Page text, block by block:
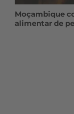
Moçambique
alimentar de